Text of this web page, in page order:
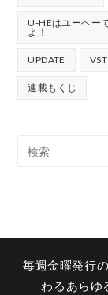
U-HEはユーヘー
よ！
UPDATE VST
連載もくじ
毎週金曜発行
わるあらゆ